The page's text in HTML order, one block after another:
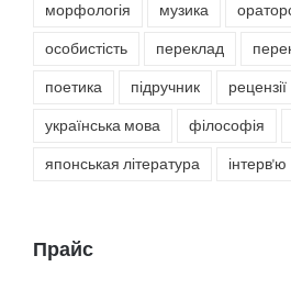
морфологія музика
особистість переклад
поетика підручник рецензії
українська мова філософія
японськая література інтерв'ю
Прайс